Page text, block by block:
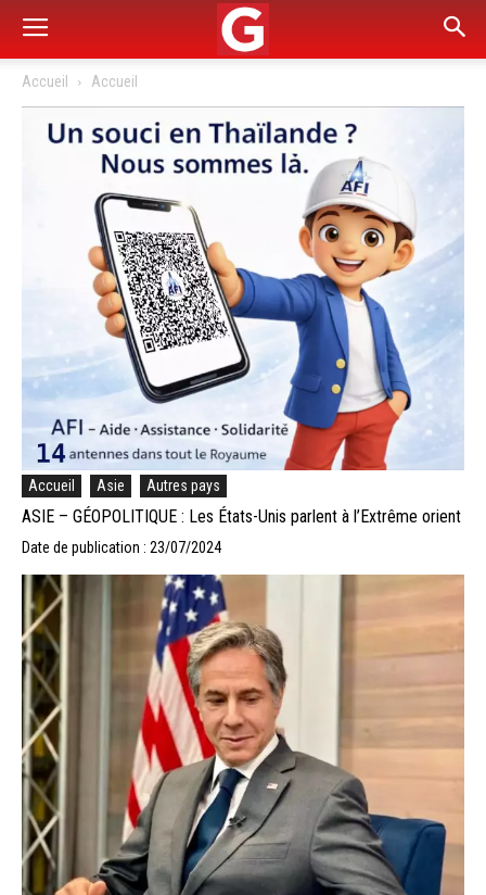
Accueil Accueil
Accueil Asie Autres pays
ASIE – GÉOPOLITIQUE : Les États-Unis parlent à l’Extrême orient
Date de publication : 23/07/2024